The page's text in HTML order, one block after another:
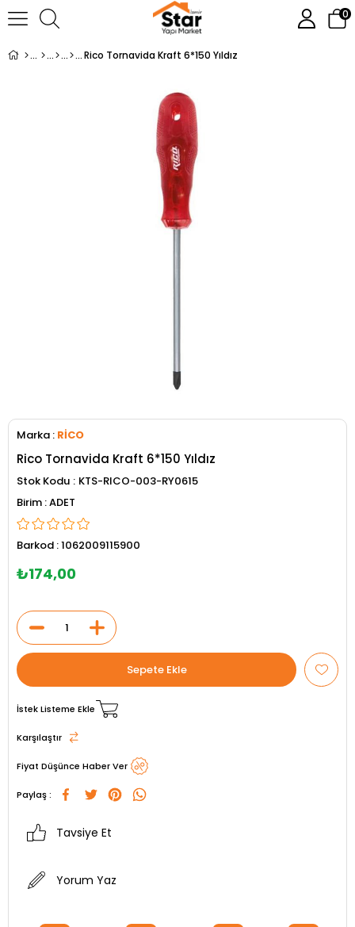
0
Rico Tornavida Kraft 6*150 Yıldız
Marka : RİCO
Rico Tornavida Kraft 6*150 Yıldız
Stok Kodu
KTS-RICO-003-RY0615
ADET
Barkod :1062009115900
₺174,00
İstek Listeme Ekle
Karşılaştır
Fiyat Düşünce Haber Ver
Paylaş :
Tavsiye Et
Yorum Yaz